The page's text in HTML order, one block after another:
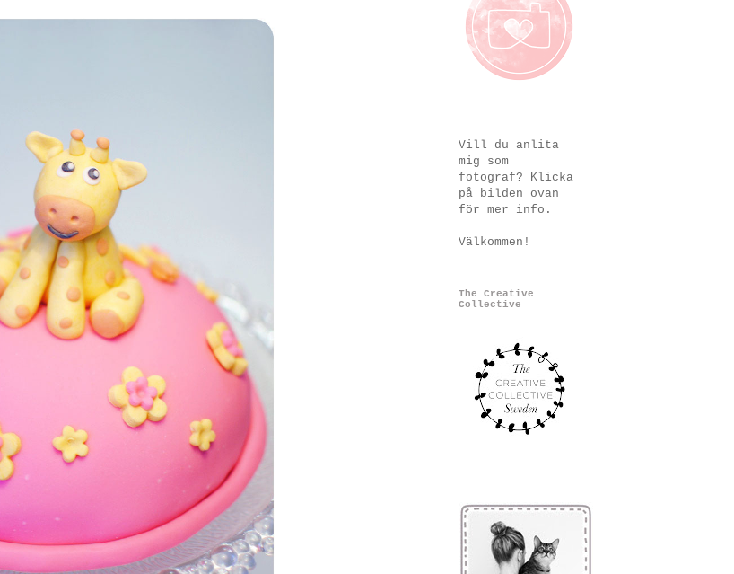
Vill du anlita
mig som
fotograf? Klicka
på bilden ovan
för mer info.
Välkommen!
The Creative
Collective